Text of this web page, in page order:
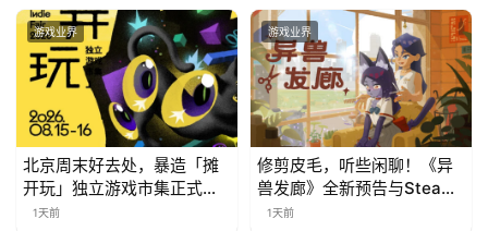
会
上
海
站
中
游戏业界
北京周末好去处，暴造「摊
开玩」独立游戏市集正式开
票！
1天前
游戏业界
修剪皮毛，听些闲聊！《异
兽发廊》全新预告与Steam
免费试玩公开
1天前